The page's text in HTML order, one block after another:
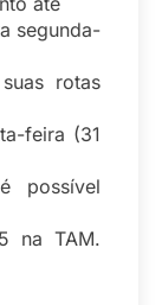
segunda-
rotas
feira (31
possível
na TAM.